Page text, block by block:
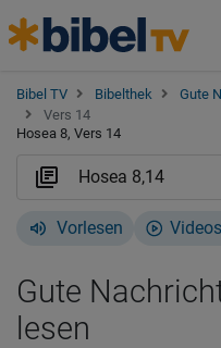
Bibel TV Bibelthek Gute
Vers 14
Hosea 8, Vers 14
Vorlesen
Gute
lesen